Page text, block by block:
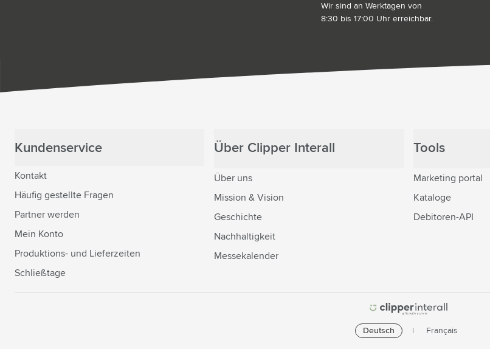
Wir sind an Werktagen von
8:30 bis 17:00 Uhr erreichbar.
Kundenservice
Kontakt
Häufig gestellte Fragen
Partner werden
Mein Konto
Produktions- und Lieferzeiten
Schließtage
Über Clipper Interall
Über uns
Mission & Vision
Geschichte
Nachhaltigkeit
Messekalender
Tools
Marketing portal
Kataloge
Debitoren-API
Deutsch Français